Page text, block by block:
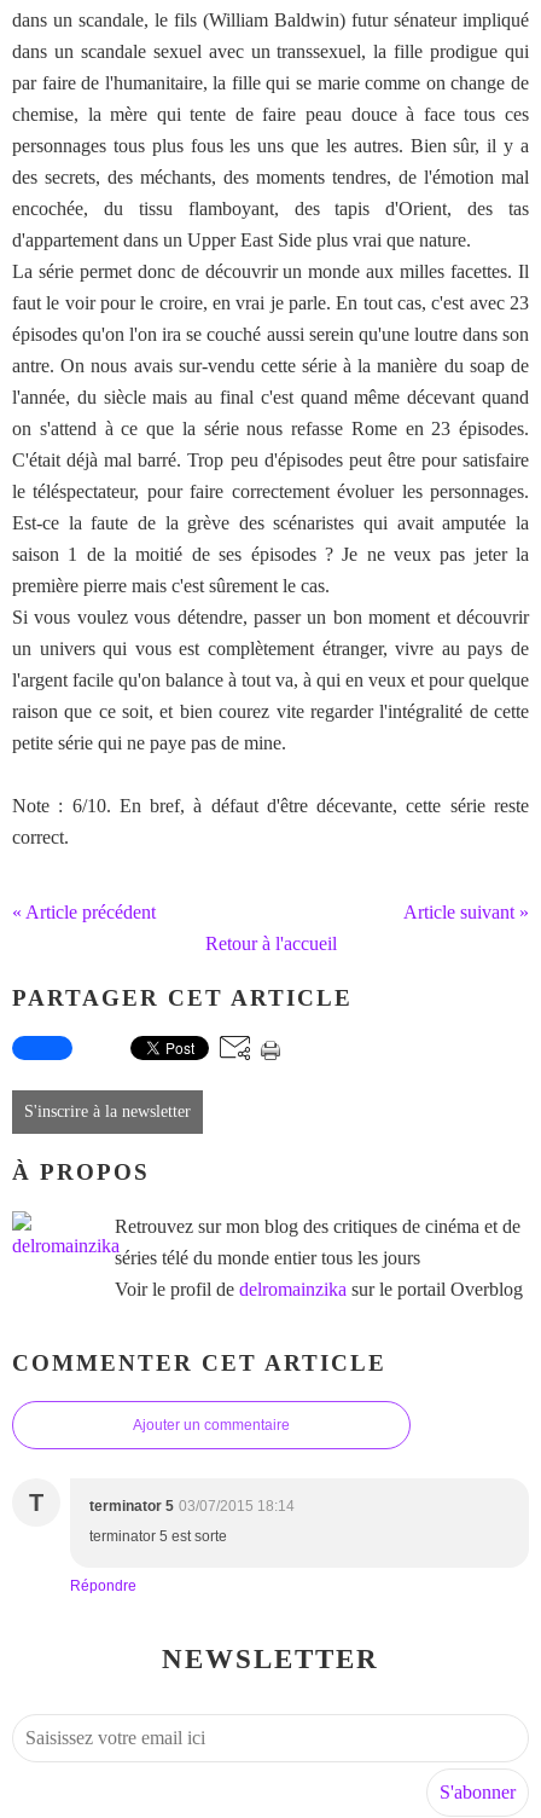
dans un scandale, le fils (William Baldwin) futur sénateur impliqué
dans un scandale sexuel avec un transsexuel, la fille prodigue qui
par faire de l'humanitaire, la fille qui se marie comme on change de
chemise, la mère qui tente de faire peau douce à face tous ces
personnages tous plus fous les uns que les autres. Bien sûr, il y a
des secrets, des méchants, des moments tendres, de l'émotion mal
encochée, du tissu flamboyant, des tapis d'Orient, des tas
d'appartement dans un Upper East Side plus vrai que nature.
La série permet donc de découvrir un monde aux milles facettes. Il
faut le voir pour le croire, en vrai je parle. En tout cas, c'est avec 23
épisodes qu'on l'on ira se couché aussi serein qu'une loutre dans son
antre. On nous avais sur-vendu cette série à la manière du soap de
l'année, du siècle mais au final c'est quand même décevant quand
on s'attend à ce que la série nous refasse Rome en 23 épisodes.
C'était déjà mal barré. Trop peu d'épisodes peut être pour satisfaire
le téléspectateur, pour faire correctement évoluer les personnages.
Est-ce la faute de la grève des scénaristes qui avait amputée la
saison 1 de la moitié de ses épisodes ? Je ne veux pas jeter la
première pierre mais c'est sûrement le cas.
Si vous voulez vous détendre, passer un bon moment et découvrir
un univers qui vous est complètement étranger, vivre au pays de
l'argent facile qu'on balance à tout va, à qui en veux et pour quelque
raison que ce soit, et bien courez vite regarder l'intégralité de cette
petite série qui ne paye pas de mine.
Note : 6/10. En bref, à défaut d'être décevante, cette série reste
correct.
« Article précédent
Article suivant »
Retour à l'accueil
PARTAGER CET ARTICLE
S'inscrire à la newsletter
À PROPOS
Retrouvez sur mon blog des critiques de cinéma et de
séries télé du monde entier tous les jours
Voir le profil de delromainzika sur le portail Overblog
COMMENTER CET ARTICLE
Ajouter un commentaire
T terminator 5 03/07/2015 18:14
terminator 5 est sorte
Répondre
NEWSLETTER